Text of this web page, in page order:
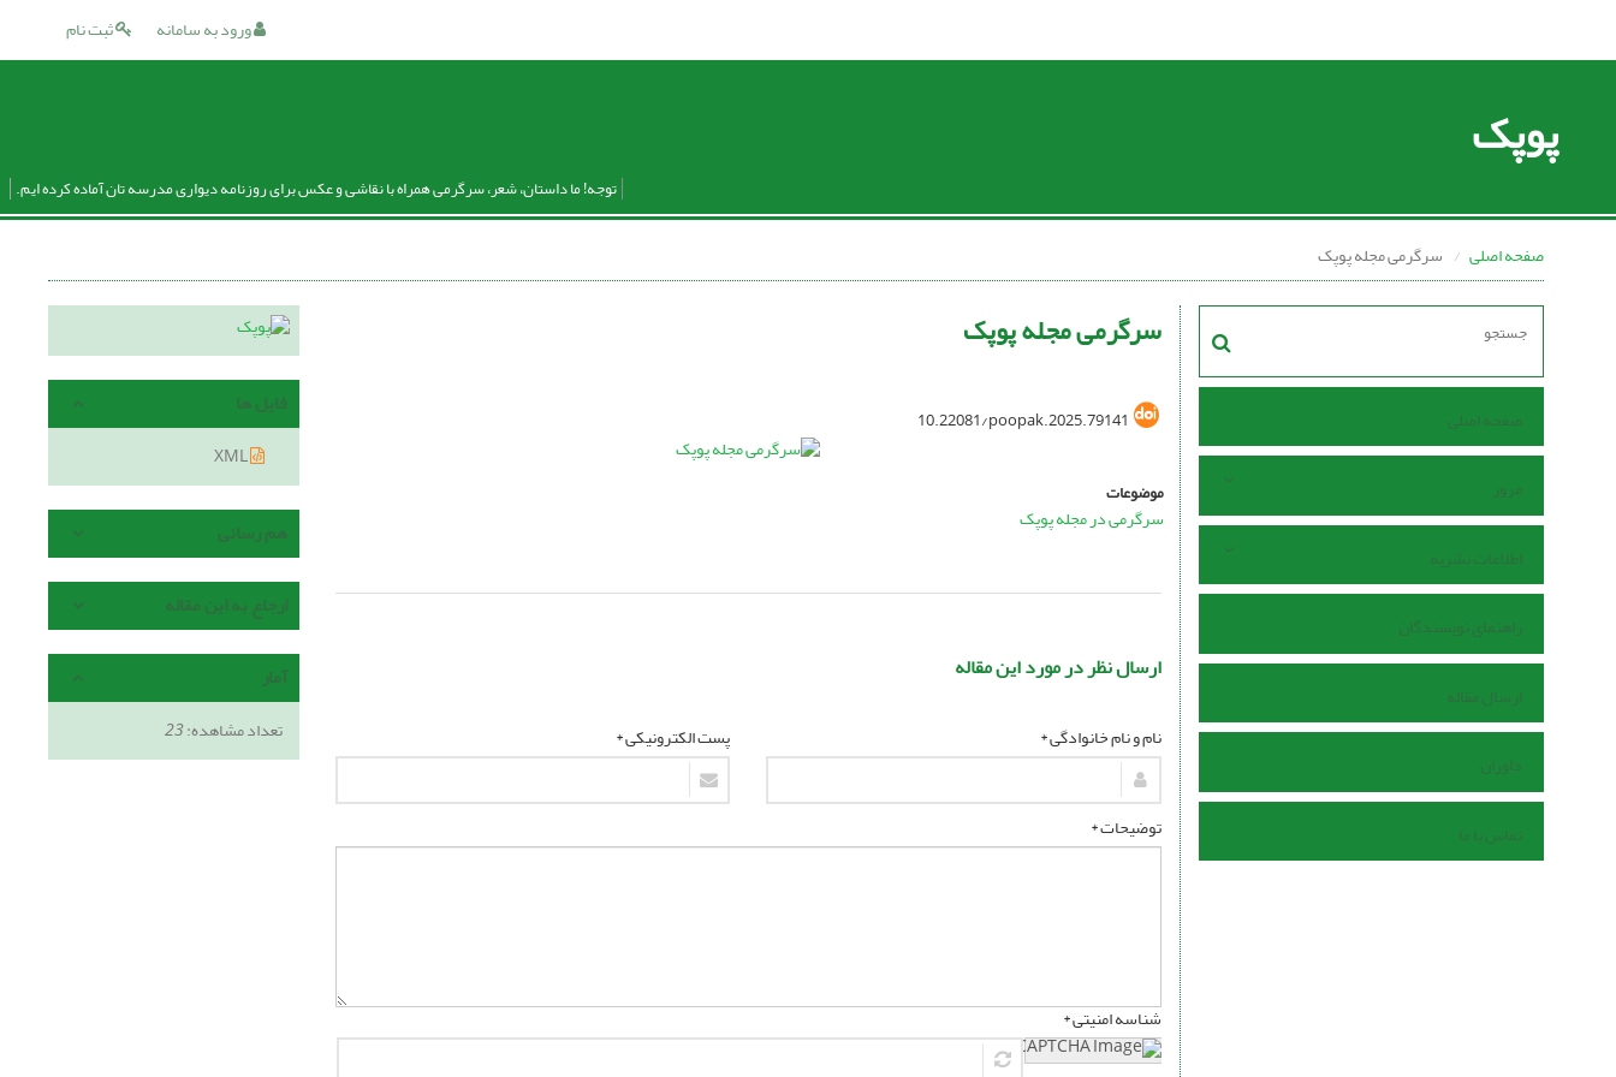
ثبت نام ورود به سامانه
پوپک
توجه! ما داستان، شعر، سرگرمی همراه با نقاشی و عکس برای روزنامه دیواری مدرسه تان آماده کرده ایم.
صفحه اصلی سرگرمی مجله پوپک
صفحه اصلی
مرور
اطلاعات نشریه
راهنمای نویسندگان
ارسال مقاله
داوران
تماس با ما
سرگرمی مجله پوپک
10.22081/poopak.2025.79141
موضوعات
سرگرمی در مجله پوپک
ارسال نظر در مورد این مقاله
نام و نام خانوادگی * پست الکترونیکی *
توضیحات *
شناسه امنیتی *
فایل ها
XML
هم رسانی
ارجاع به این مقاله
آمار
تعداد مشاهده:23